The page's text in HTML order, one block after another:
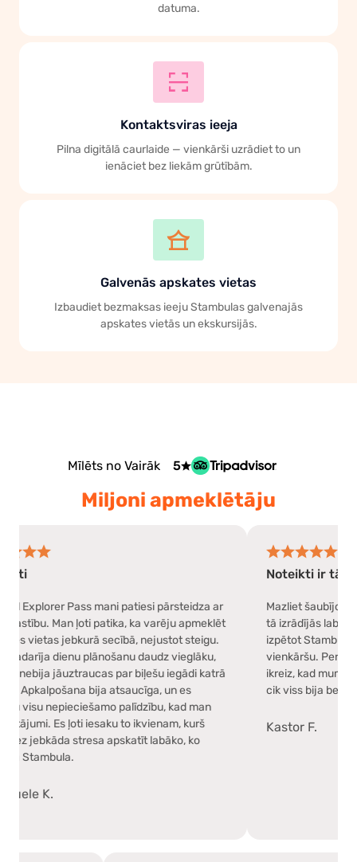
datuma.
Kontaktsviras ieeja
Pilna digitālā caurlaide — vienkārši uzrādiet to un
ienāciet bez liekām grūtībām.
Galvenās apskates vietas
Izbaudiet bezmaksas ieeju Stambulas galvenajās
apskates vietās un ekskursijās.
Mīlēts no Vairāk 5
Miljoni apmeklētāju
Pass mani patiesi pārsteidza ar
Man ļoti patika, ka varēju apmeklēt
jebkurā secībā, nejustot steigu.
dienu plānošanu daudz vieglāku,
jāuztraucas par biļešu iegādi katrā
bija atsaucīga, un es
nepieciešamo palīdzību, kad man
Es ļoti iesaku to ikvienam, kurš
stresa apskatīt labāko, ko
Noteikti ir tā vērts!
Mazliet šaubījos par
tā izrādījās labākā izvēle.
izpētot Stambulu, un
vienkāršu. Personāls
ikreiz, kad mums bija
cik viss bija bez piepūles.
Kastor F.